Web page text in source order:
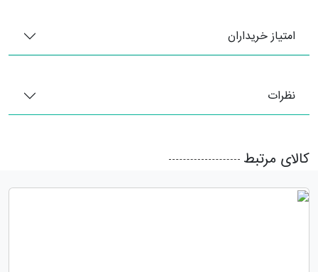
امتیاز خریداران
نظرات
کالای مرتبط